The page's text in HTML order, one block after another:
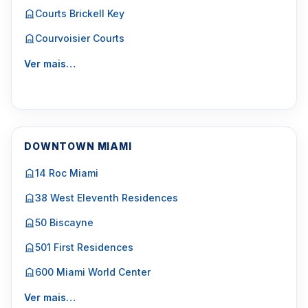
Courts Brickell Key
Courvoisier Courts
Ver mais…
DOWNTOWN MIAMI
14 Roc Miami
38 West Eleventh Residences
50 Biscayne
501 First Residences
600 Miami World Center
Ver mais…